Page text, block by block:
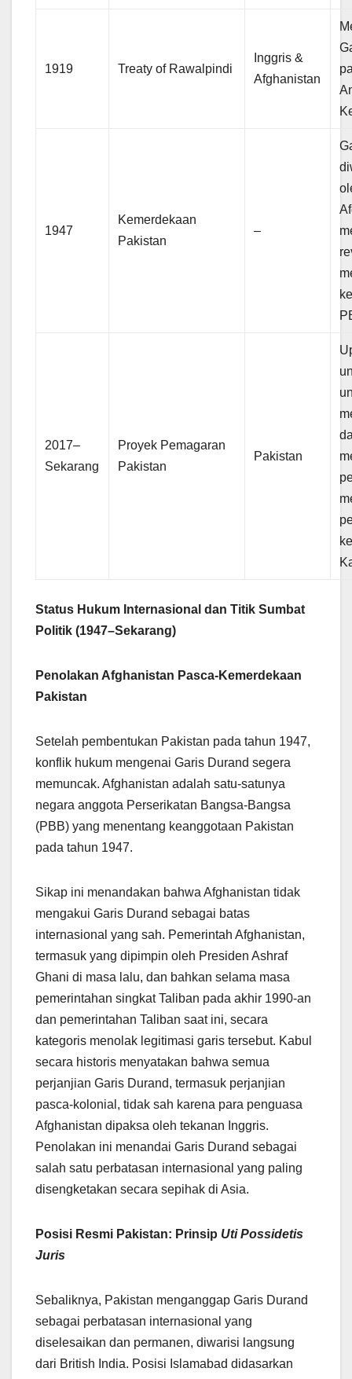
1919 Treaty of Rawalpindi
Inggris &
Afghanistan
1947
Kemerdekaan
Pakistan
–
2017–
Sekarang
Proyek Pemagaran
Pakistan
Pakistan
Status Hukum Internasional dan Titik Sumbat
Politik (1947–Sekarang)
Penolakan Afghanistan Pasca-Kemerdekaan
Pakistan
Setelah pembentukan Pakistan pada tahun 1947,
konflik hukum mengenai Garis Durand segera
memuncak. Afghanistan adalah satu-satunya
negara anggota Perserikatan Bangsa-Bangsa
(PBB) yang menentang keanggotaan Pakistan
pada tahun 1947.
Sikap ini menandakan bahwa Afghanistan tidak
mengakui Garis Durand sebagai batas
internasional yang sah. Pemerintah Afghanistan,
termasuk yang dipimpin oleh Presiden Ashraf
Ghani di masa lalu, dan bahkan selama masa
pemerintahan singkat Taliban pada akhir 1990-an
dan pemerintahan Taliban saat ini, secara
kategoris menolak legitimasi garis tersebut. Kabul
secara historis menyatakan bahwa semua
perjanjian Garis Durand, termasuk perjanjian
pasca-kolonial, tidak sah karena para penguasa
Afghanistan dipaksa oleh tekanan Inggris.
Penolakan ini menandai Garis Durand sebagai
salah satu perbatasan internasional yang paling
disengketakan secara sepihak di Asia.
Posisi Resmi Pakistan: Prinsip Uti Possidetis
Juris
Sebaliknya, Pakistan menganggap Garis Durand
sebagai perbatasan internasional yang
diselesaikan dan permanen, diwarisi langsung
dari British India. Posisi Islamabad didasarkan